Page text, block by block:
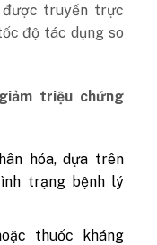
được truyền trực
độ tác dụng so
triệu chứng
hóa, dựa trên
trạng bệnh lý
thuốc kháng